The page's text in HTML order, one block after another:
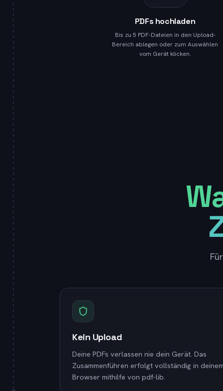
PDFs hochladen
Bis zu 5 PDF-Dateien in den Upload-
Bereich ablegen oder zum Auswählen
vom Gerät klicken.
Kein Upload
Deine PDFs verlassen nie dein Gerät. Das
Zusammenführen erfolgt vollständig in deinem
Browser mithilfe von pdf-lib.